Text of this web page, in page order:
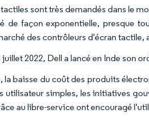
sont très demandés dans le
de façon exponentielle, presque
des contrôleurs d'écran
juillet 2022, Dell a lancé en Inde son
la baisse du coût des produits
utilisateur simples, les initiatives
au libre-service ont encouragé